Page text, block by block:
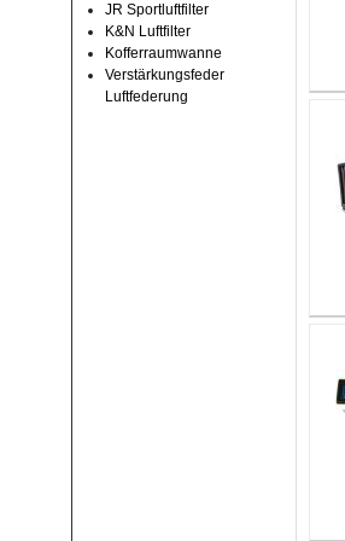
JR Sportluftfilter
K&N Luftfilter
Kofferraumwanne
Verstärkungsfeder
Luftfederung